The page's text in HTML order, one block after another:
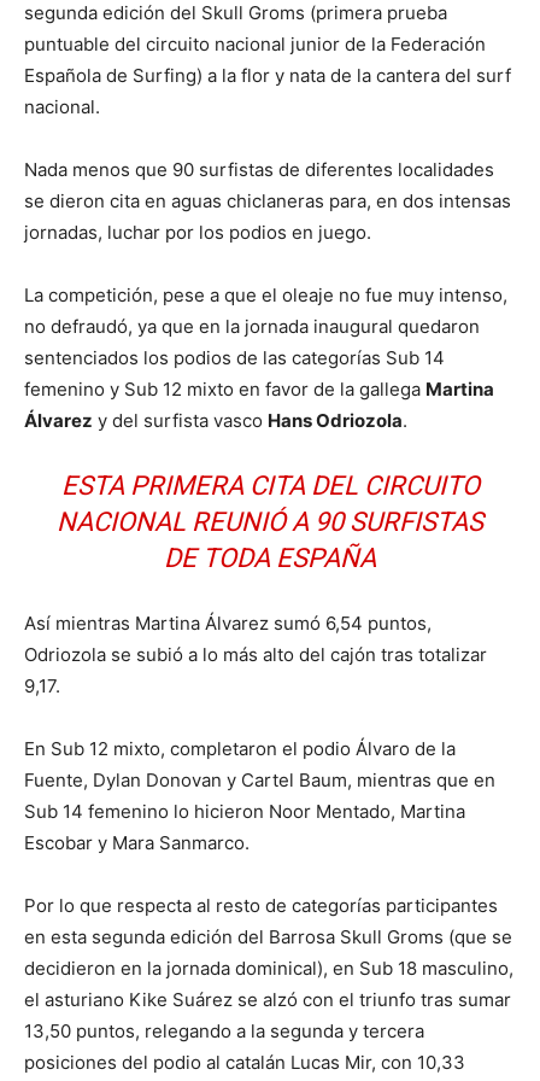
segunda edición del Skull Groms (primera prueba
puntuable del circuito nacional junior de la Federación
Española de Surfing) a la flor y nata de la cantera del surf
nacional.
Nada menos que 90 surfistas de diferentes localidades
se dieron cita en aguas chiclaneras para, en dos intensas
jornadas, luchar por los podios en juego.
La competición, pese a que el oleaje no fue muy intenso,
no defraudó, ya que en la jornada inaugural quedaron
sentenciados los podios de las categorías Sub 14
femenino y Sub 12 mixto en favor de la gallega Martina
Álvarez y del surfista vasco Hans Odriozola.
ESTA PRIMERA CITA DEL CIRCUITO
NACIONAL REUNIÓ A 90 SURFISTAS
DE TODA ESPAÑA
Así mientras Martina Álvarez sumó 6,54 puntos,
Odriozola se subió a lo más alto del cajón tras totalizar
9,17.
En Sub 12 mixto, completaron el podio Álvaro de la
Fuente, Dylan Donovan y Cartel Baum, mientras que en
Sub 14 femenino lo hicieron Noor Mentado, Martina
Escobar y Mara Sanmarco.
Por lo que respecta al resto de categorías participantes
en esta segunda edición del Barrosa Skull Groms (que se
decidieron en la jornada dominical), en Sub 18 masculino,
el asturiano Kike Suárez se alzó con el triunfo tras sumar
13,50 puntos, relegando a la segunda y tercera
posiciones del podio al catalán Lucas Mir, con 10,33